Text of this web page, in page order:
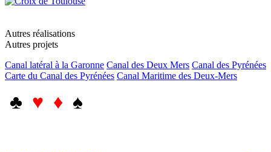
Autres réalisations
Autres projets
Canal latéral à la Garonne Canal des Deux Mers Canal des Pyrénées
Carte du Canal des Pyrénées Canal Maritime des Deux-Mers
♣ ♥ ♦ ♠